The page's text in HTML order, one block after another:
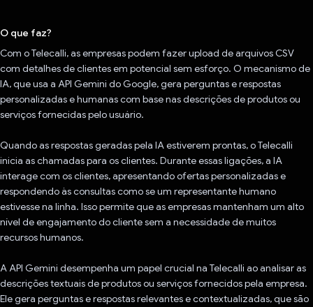
O que faz?
Com o Telecalli, as empresas podem fazer upload de arquivos CSV
com detalhes de clientes em potencial sem esforço. O mecanismo de
IA, que usa a API Gemini do Google, gera perguntas e respostas
personalizadas e humanas com base nas descrições de produtos ou
serviços fornecidas pelo usuário.
Quando as respostas geradas pela IA estiverem prontas, o Telecalli
inicia as chamadas para os clientes. Durante essas ligações, a IA
interage com os clientes, apresentando ofertas personalizadas e
respondendo às consultas como se um representante humano
estivesse na linha. Isso permite que as empresas mantenham um alto
nível de engajamento do cliente sem a necessidade de muitos
recursos humanos.
A API Gemini desempenha um papel crucial na Telecalli ao analisar as
descrições textuais de produtos ou serviços fornecidos pela empresa.
Ele gera perguntas e respostas relevantes e contextualizadas, que são